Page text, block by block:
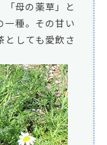
「母の薬草」と
一種。その甘い
としても愛飲さ